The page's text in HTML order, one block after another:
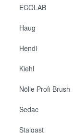
ECOLAB
Haug
Hendi
Kiehl
Nölle Profi Brush
Sedac
Stalgast